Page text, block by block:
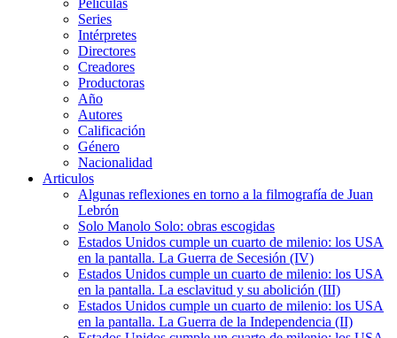
Películas
Series
Intérpretes
Directores
Creadores
Productoras
Año
Autores
Calificación
Género
Nacionalidad
Articulos
Algunas reflexiones en torno a la filmografía de Juan
Lebrón
Solo Manolo Solo: obras escogidas
Estados Unidos cumple un cuarto de milenio: los USA
en la pantalla. La Guerra de Secesión (IV)
Estados Unidos cumple un cuarto de milenio: los USA
en la pantalla. La esclavitud y su abolición (III)
Estados Unidos cumple un cuarto de milenio: los USA
en la pantalla. La Guerra de la Independencia (II)